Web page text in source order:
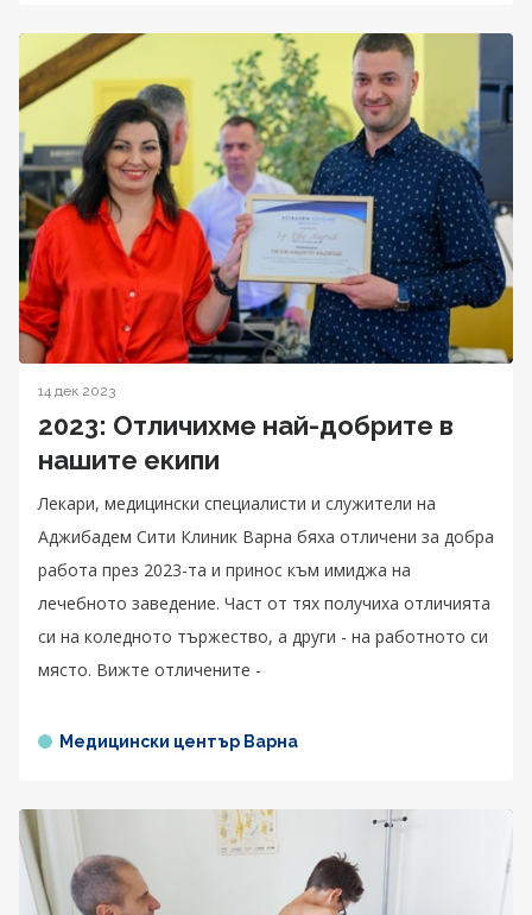
14 дек 2023
2023: Отличихме най-добрите в
нашите екипи
Лекари, медицински специалисти и служители на
Аджибадем Сити Клиник Варна бяха отличени за добра
работа през 2023-та и принос към имиджа на
лечебното заведение. Част от тях получиха отличията
си на коледното тържество, а други - на работното си
място. Вижте отличените -
Медицински център Варна